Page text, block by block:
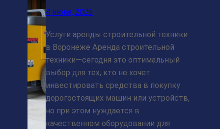
4 июня, 2026
Услуги аренды строительной техники
в Воронеже Аренда строительной
техники—сегодня это оптимальный
выбор для тех, кто не хочет
инвестировать средства в покупку
дорогостоящих машин или устройств,
но при этом нуждается в
качественном оборудовании для